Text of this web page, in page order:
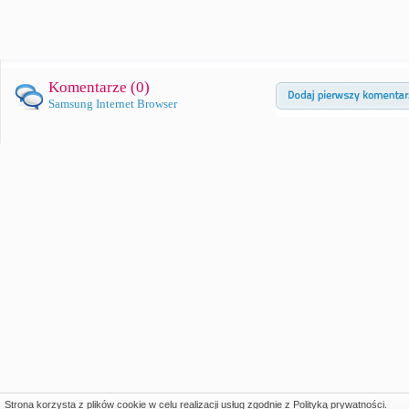
Komentarze (0)
Samsung Internet Browser
Strona korzysta z plików cookie w celu realizacji usług zgodnie z Polityką prywatności.